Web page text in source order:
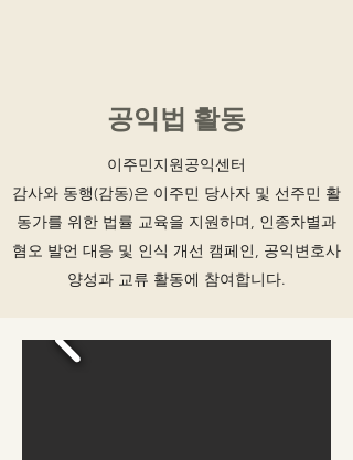
공익법 활동
이주민지원공익센터
감사와 동행(감동)은 이주민 당사자 및 선주민 활
동가를 위한 법률 교육을 지원하며, 인종차별과
혐오 발언 대응 및 인식 개선 캠페인, 공익변호사
양성과 교류 활동에 참여합니다.